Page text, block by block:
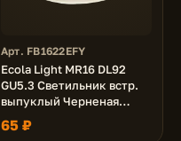
Арт. FB1622EFY
Ecola Light MR16 DL92
GU5.3 Светильник встр.
выпуклый Черненая
Бронза 30x80 - 2pack
(кd74)
65 ₽